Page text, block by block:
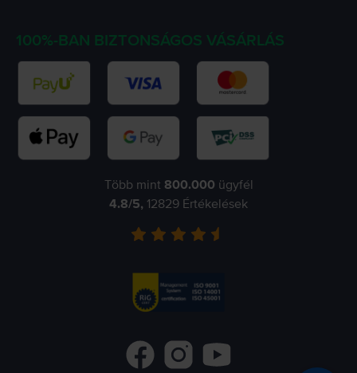
100%-BAN BIZTONSÁGOS VÁSÁRLÁS
Több mint 800.000 ügyfél
4.8/5, 12829 Értékelések